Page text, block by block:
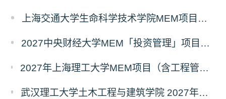
上海交通大学生命科学技术学院MEM项目全新介绍
2027中央财经大学MEM「投资管理」项目招生专题正式上线
2027年上海理工大学MEM项目（含工程管理、工业工程与管理、物流工程与管理）奖助学金政策发布
武汉理工大学土木工程与建筑学院 2027年工程管理硕士（MEM）招生简章